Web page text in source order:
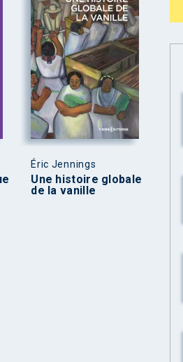
Éric Jennings
Une histoire globale
de la vanille